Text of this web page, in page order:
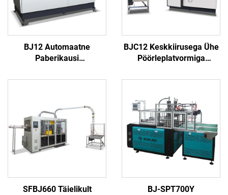
BJ12 Automaatne
Paberikausi
BJC12 Keskkiirusega Ühe
Pöörleplatvormiga
Valmistusmasin
SFBJ660 Täielikult
BJ-SPT700Y